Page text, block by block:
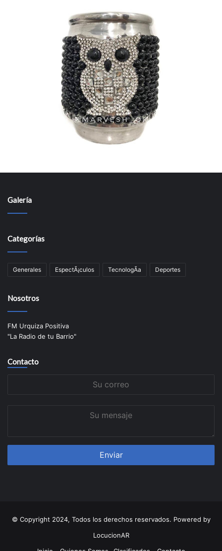
Galería
Categorías
Generales EspectÃ¡culos TecnologÃ­a Deportes
Nosotros
FM Urquiza Positiva
"La Radio de tu Barrio"
Contacto
© Copyright 2024, Todos los derechos reservados. Powered by
LocucionAR